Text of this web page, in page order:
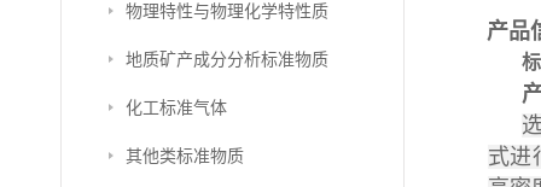
物理特性与物理化学特性质
地质矿产成分分析标准物质
化工标准气体
其他类标准物质
产品
式进